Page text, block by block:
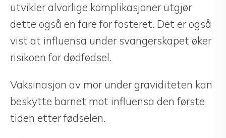
utvikler alvorlige komplikasjoner utgjør
dette også en fare for fosteret. Det er også
vist at influensa under svangerskapet øker
risikoen for dødfødsel.
Vaksinasjon av mor under graviditeten kan
beskytte barnet mot influensa den første
tiden etter fødselen.